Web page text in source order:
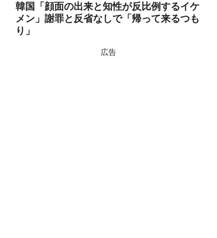
韓国「顔面の出来と知性が反比例するイケ
メン」謝罪と反省なしで「帰って来るつも
り」
広告